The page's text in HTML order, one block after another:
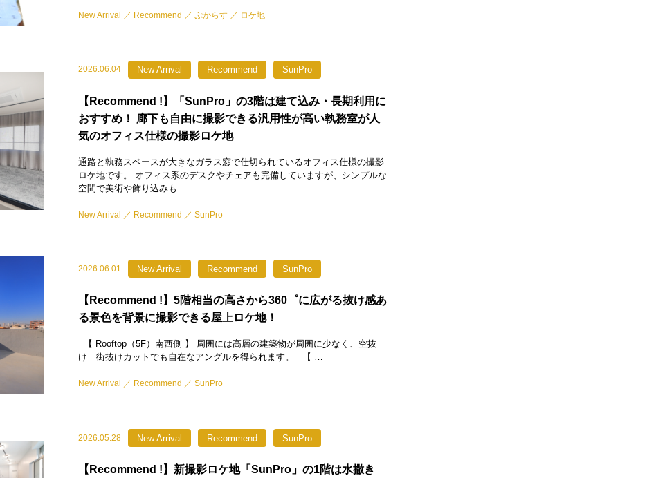
New Arrival Recommend ぷからす ロケ地
2026.06.04 New Arrival Recommend SunPro
【Recommend !】「SunPro」の3階は建て込み・長期利用に
おすすめ！ 廊下も自由に撮影できる汎用性が高い執務室が人
気のオフィス仕様の撮影ロケ地
通路と執務スペースが大きなガラス窓で仕切られているオフィス仕様の撮影
ロケ地です。 オフィス系のデスクやチェアも完備していますが、シンプルな
空間で美術や飾り込みも…
New Arrival Recommend SunPro
2026.06.01 New Arrival Recommend SunPro
【Recommend !】5階相当の高さから360゜に広がる抜け感あ
る景色を背景に撮影できる屋上ロケ地！
【 Rooftop（5F）南西側 】 周囲には高層の建築物が周囲に少なく、空抜
け 街抜けカットでも自在なアングルを得られます。 【 …
New Arrival Recommend SunPro
2026.05.28 New Arrival Recommend SunPro
【Recommend !】新撮影ロケ地「SunPro」の1階は水撒き